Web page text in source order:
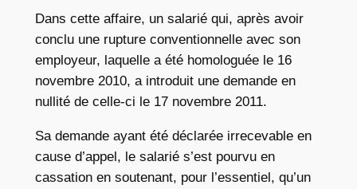
Dans cette affaire, un salarié qui, après avoir
conclu une rupture conventionnelle avec son
employeur, laquelle a été homologuée le 16
novembre 2010, a introduit une demande en
nullité de celle-ci le 17 novembre 2011.
Sa demande ayant été déclarée irrecevable en
cause d’appel, le salarié s’est pourvu en
cassation en soutenant, pour l’essentiel, qu’un